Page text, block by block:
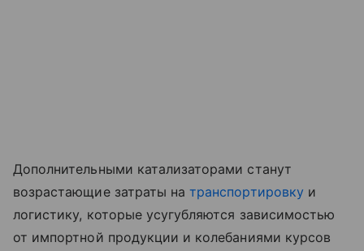
Дополнительными катализаторами станут
возрастающие затраты натранспортировку и
логистику, которые усугубляются зависимостью
от импортной продукции и колебаниями курсов